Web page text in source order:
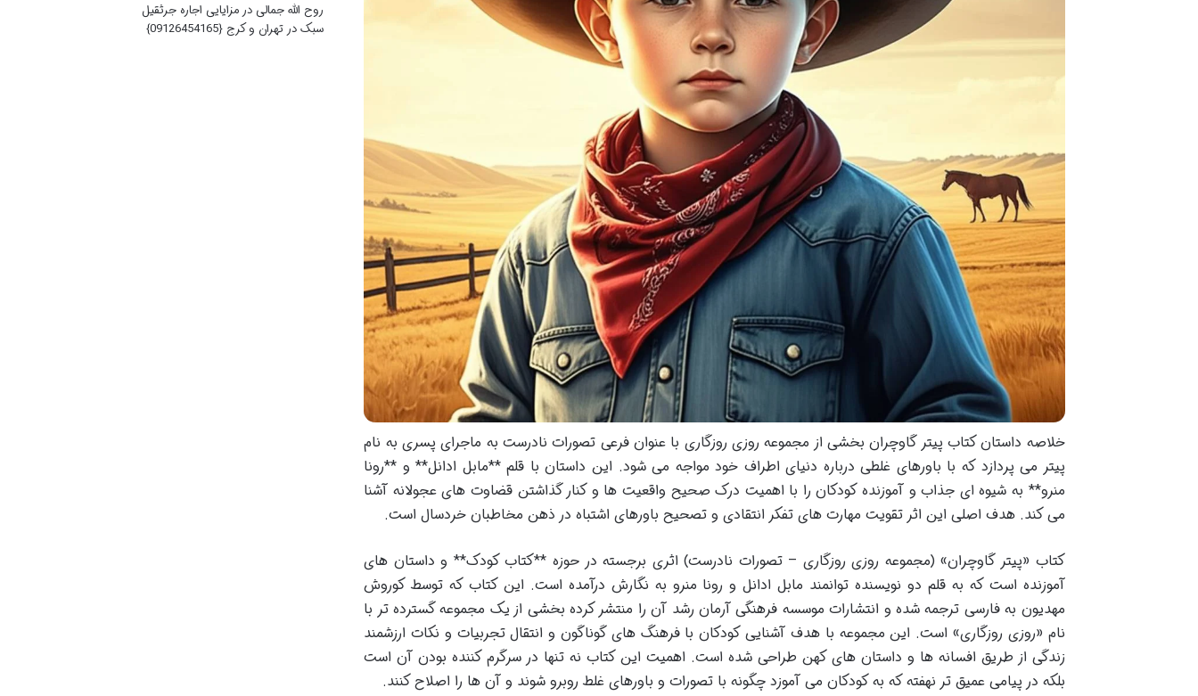
خلاصه داستان کتاب پیتر گاوچران بخشی از مجموعه روزی روزگاری با عنوان فرعی تصورات نادرست به ماجرای پسری به نام
پیتر می پردازد که با باورهای غلطی درباره دنیای اطراف خود مواجه می شود. این داستان با قلم **مابل ادانل** و **رونا
منرو** به شیوه ای جذاب و آموزنده کودکان را با اهمیت درک صحیح واقعیت ها و کنار گذاشتن قضاوت های عجولانه آشنا
می کند. هدف اصلی این اثر تقویت مهارت های تفکر انتقادی و تصحیح باورهای اشتباه در ذهن مخاطبان خردسال است.
کتاب «پیتر گاوچران» (مجموعه روزی روزگاری – تصورات نادرست) اثری برجسته در حوزه **کتاب کودک** و داستان های
آموزنده است که به قلم دو نویسنده توانمند مابل ادانل و رونا منرو به نگارش درآمده است. این کتاب که توسط کوروش
مهدیون به فارسی ترجمه شده و انتشارات موسسه فرهنگی آرمان رشد آن را منتشر کرده بخشی از یک مجموعه گسترده تر با
نام «روزی روزگاری» است. این مجموعه با هدف آشنایی کودکان با فرهنگ های گوناگون و انتقال تجربیات و نکات ارزشمند
زندگی از طریق افسانه ها و داستان های کهن طراحی شده است. اهمیت این کتاب نه تنها در سرگرم کننده بودن آن است
بلکه در پیامی عمیق تر نهفته که به کودکان می آموزد چگونه با تصورات و باورهای غلط روبرو شوند و آن ها را اصلاح کنند.
روح الله جمالی در مزایایی اجاره جرثقیل
سبک در تهران و کرج {09126454165}